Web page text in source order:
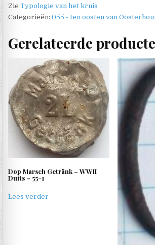
ZieTypologie van het kruis
Categorieën:055 - ten oosten van
Gerelateerde
Dop Marsch Getränk – WWII
Duits – 55-1
Lees verder